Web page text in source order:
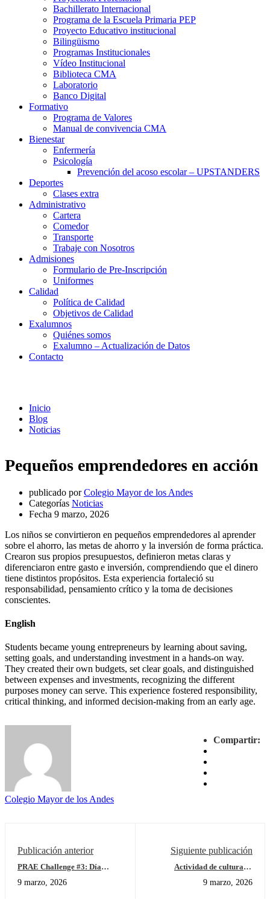
Bachillerato Internacional
Programa de la Escuela Primaria PEP
Proyecto Educativo institucional
Bilingüismo
Programas Institucionales
Vídeo Institucional
Biblioteca CMA
Laboratorio
Banco Digital
Formativo
Programa de Valores
Manual de convivencia CMA
Bienestar
Enfermería
Psicología
Prevención del acoso escolar – UPSTANDERS
Deportes
Clases extra
Administrativo
Cartera
Comedor
Transporte
Trabaje con Nosotros
Admisiones
Formulario de Pre-Inscripción
Uniformes
Calidad
Política de Calidad
Objetivos de Calidad
Exalumnos
Quiénes somos
Exalumno – Actualización de Datos
Contacto
Inicio
Blog
Noticias
Pequeños emprendedores en acción
publicado por Colegio Mayor de los Andes
Categorías Noticias
Fecha 9 marzo, 2026
Los niños se convirtieron en pequeños emprendedores al aprender
sobre el ahorro, las metas de ahorro y la inversión de forma práctica.
Crearon sus propios presupuestos, definieron metas claras y
diferenciaron entre gasto e inversión, comprendiendo que el dinero
tiene distintos propósitos. Esta experiencia fortaleció su
responsabilidad, pensamiento crítico y la toma de decisiones
conscientes.
English
Students became young entrepreneurs by learning about saving,
setting goals, and understanding investment in a hands-on way.
They created their own budgets, set clear goals, and distinguished
between expenses and investments, recognizing the different
purposes money can serve. This experience fostered responsibility,
critical thinking, and informed decision-making from an early age.
Compartir:
Colegio Mayor de los Andes
Publicación anterior
PRAE Challenge #3: Día
9 marzo, 2026
Siguiente publicación
Actividad de culturas –
9 marzo, 2026